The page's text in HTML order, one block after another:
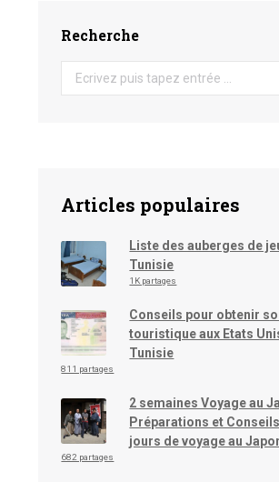
Recherche
Search:
Articles populaires
Liste des auberges de
Tunisie
1K partages
Conseils pour obtenir
touristique aux Etats
Tunisie
811 partages
2 semaines Voyage au
Préparations et
jours de voyage au
682 partages